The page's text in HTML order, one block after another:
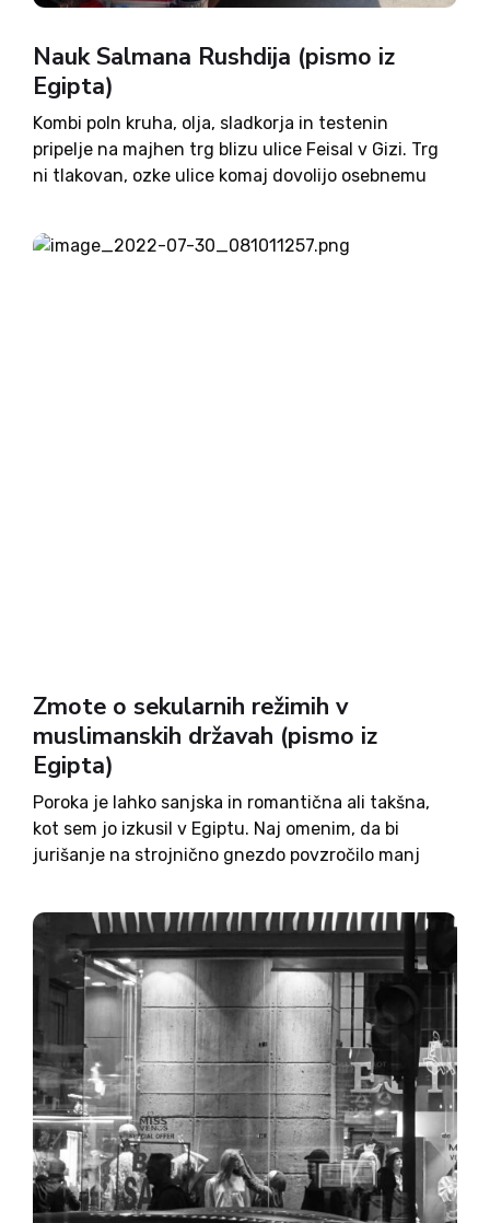
Nauk Salmana Rushdija (pismo iz
Egipta)
Kombi poln kruha, olja, sladkorja in testenin
pripelje na majhen trg blizu ulice Feisal v Gizi. Trg
ni tlakovan, ozke ulice komaj dovolijo osebnemu
da ne pride do požara. Izstopi mlad gospodič z...
Zmote o sekularnih režimih v
muslimanskih državah (pismo iz
Egipta)
Poroka je lahko sanjska in romantična ali takšna,
kot sem jo izkusil v Egiptu. Naj omenim, da bi
jurišanje na strojnično gnezdo povzročilo manj
ljubeznijo mojega življenja, ki je, morda...